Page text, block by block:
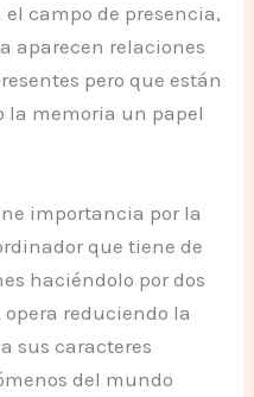
campo de presencia,
aparecen relaciones
pero que están
la memoria un papel
importancia por la
que tiene de
haciéndolo por dos
reduciendo la
sus caracteres
del mundo